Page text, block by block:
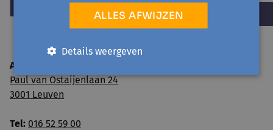
Avansa Oost-Brabant vzw
Paul van Ostaijenlaan 24
3001 Leuven
Tel: 016 52 59 00
ALLES AFWIJZEN
Details weergeven